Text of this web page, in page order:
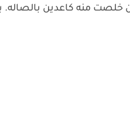
خلصت منه كاعدين بالصاله.